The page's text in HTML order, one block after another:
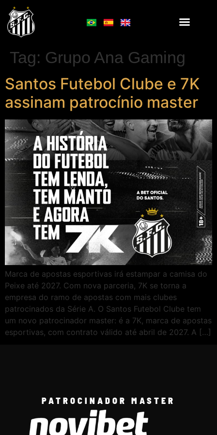
Tag: Grupo Ana Gaming
Santos Futebol Clube e 7K
assinam patrocínio master
Marca de apostas esportivas irá estampar a camisa do
Peixe até 2027. Com nova parceria, 7K se torna a
empresa do ramo de apostas com mais clubes
patrocinados da Série A. O Santos Futebol Clube tem
um novo patrocinador master: é a 7K, marca de apostas
esportivas, com contrato válido até abril de 2027. A […]
PATROCINADOR MASTER